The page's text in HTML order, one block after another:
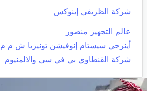
شركة الظريفي إينوكس
عالم التجهيز منصور
أينرجي سيستام إنوفيشن تونيزيا ش م م
شركة القنطاوي بي في سي والالمنيوم